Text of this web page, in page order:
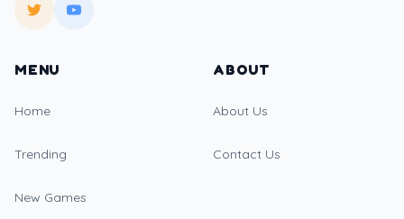
MENU
Home
Trending
New Games
ABOUT
About Us
Contact Us